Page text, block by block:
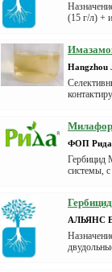
(15 г/л) +
Hangzhou
ФОП Рида
Гербицид
системы,
АЛЬЯНС